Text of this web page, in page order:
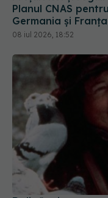
08 iul 2026, 18:52
Doliu în
"Doamna cu